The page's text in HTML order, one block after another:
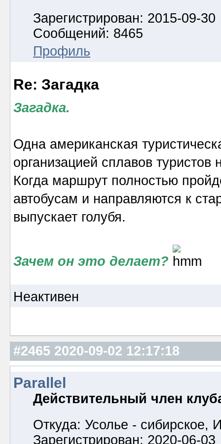
Зарегистрирован: 2015-09-30
Сообщений: 8465
Профиль
Re: Загадка
Загадка.
Одна американская
организацией сплавов
Когда маршрут полностью
автобусам и направляются к
выпускает голубя.
Зачем он это делает?
Неактивен
#2465 2020-09-02 12:17:18
Parallel
Действительный член
Откуда: Усолье - сибирское,
Зарегистрирован: 2020-06-03